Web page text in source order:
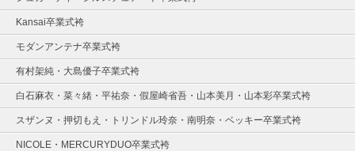
Kansai卒業式袴
モダンアンテナ卒業式袴
有村架純・大島優子卒業式袴
白石麻衣・菜々緒・平祐奈・假屋崎省吾・山本美月・山本彩卒業式袴
スザンヌ・押切もえ・トリンドル玲奈・南明奈・ベッキー卒業式袴
NICOLE・MERCURYDUO卒業式袴